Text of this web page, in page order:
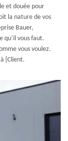
et douée pour
la nature de vos
Bauer,
qu’il vous faut.
vous voulez.
{Client.